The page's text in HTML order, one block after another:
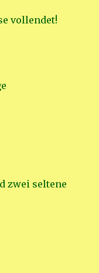
vollendet!
zwei seltene